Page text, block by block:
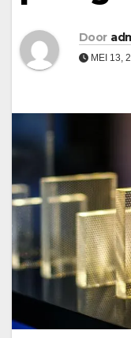
Door
MEI 13,